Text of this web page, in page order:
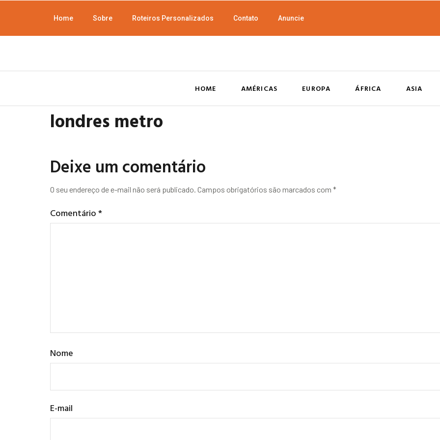
Home Sobre Roteiros Personalizados Contato Anuncie
HOME AMÉRICAS EUROPA ÁFRICA ASIA
londres metro
Deixe um comentário
O seu endereço de e-mail não será publicado. Campos obrigatórios são marcados com *
Comentário*
Nome
E-mail